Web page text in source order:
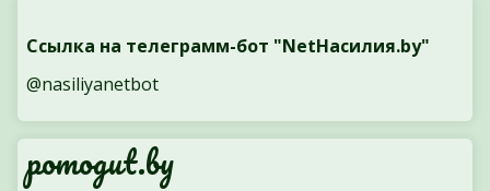
Ссылка на телеграмм-бот "NetНасилия.by"
@nasiliyanetbot
pomogut.by